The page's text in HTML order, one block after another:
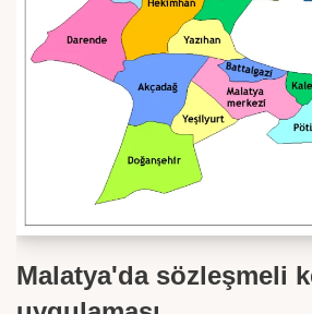
Malatya'da sözleşmeli